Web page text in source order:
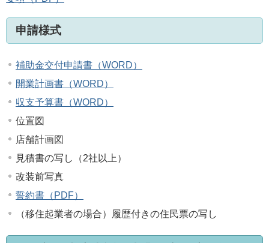
申請様式
補助金交付申請書（WORD）
開業計画書（WORD）
収支予算書（WORD）
位置図
店舗計画図
見積書の写し（2社以上）
改装前写真
誓約書（PDF）
（移住起業者の場合）履歴付きの住民票の写し